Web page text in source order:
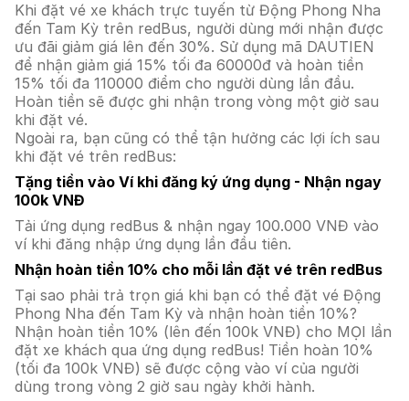
Khi đặt vé xe khách trực tuyến từ Động Phong Nha
đến Tam Kỳ trên redBus, người dùng mới nhận được
ưu đãi giảm giá lên đến 30%. Sử dụng mã DAUTIEN
để nhận giảm giá 15% tối đa 60000đ và hoàn tiền
15% tối đa 110000 điểm cho người dùng lần đầu.
Hoàn tiền sẽ được ghi nhận trong vòng một giờ sau
khi đặt vé.
Ngoài ra, bạn cũng có thể tận hưởng các lợi ích sau
khi đặt vé trên redBus:
Tặng tiền vào Ví khi đăng ký ứng dụng - Nhận ngay
100k VNĐ
Tải ứng dụng redBus & nhận ngay 100.000 VNĐ vào
ví khi đăng nhập ứng dụng lần đầu tiên.
Nhận hoàn tiền 10% cho mỗi lần đặt vé trên redBus
Tại sao phải trả trọn giá khi bạn có thể đặt vé Động
Phong Nha đến Tam Kỳ và nhận hoàn tiền 10%?
Nhận hoàn tiền 10% (lên đến 100k VNĐ) cho MỌI lần
đặt xe khách qua ứng dụng redBus! Tiền hoàn 10%
(tối đa 100k VNĐ) sẽ được cộng vào ví của người
dùng trong vòng 2 giờ sau ngày khởi hành.